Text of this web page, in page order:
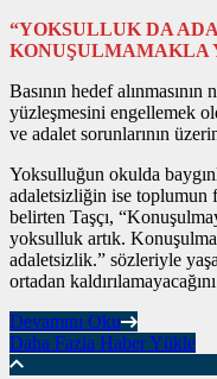
“YOKSULLUK DA
KONUŞULMAMAKLA
Basının hedef
yüzleşmesini engellemek
ve adalet sorunlarının
Yoksulluğun okulda
adaletsizliğin ise toplumun
belirten Taşçı,
yoksulluk artık.
adaletsizlik.” sözleriyle
ortadan
Devamını Oku
Daha Fazla Haber Yükle